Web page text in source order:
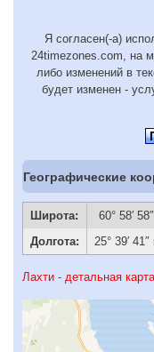
Я согласен(-а)
24timezones.com, на
либо изменений в
будет изменен -
Географические
Широта:
60° 58′
Долгота:
25° 39′
Лахти - детальная карта